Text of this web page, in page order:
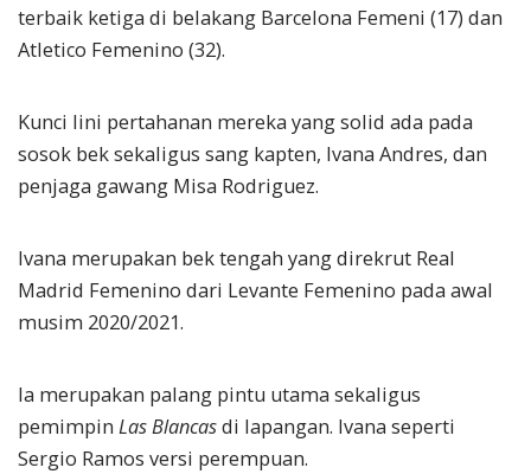
terbaik ketiga di belakang Barcelona Femeni (17) dan
Atletico Femenino (32).
Kunci lini pertahanan mereka yang solid ada pada
sosok bek sekaligus sang kapten, Ivana Andres, dan
penjaga gawang Misa Rodriguez.
Ivana merupakan bek tengah yang direkrut Real
Madrid Femenino dari Levante Femenino pada awal
musim 2020/2021.
Ia merupakan palang pintu utama sekaligus
pemimpin Las Blancasdi lapangan. Ivana seperti
Sergio Ramos versi perempuan.